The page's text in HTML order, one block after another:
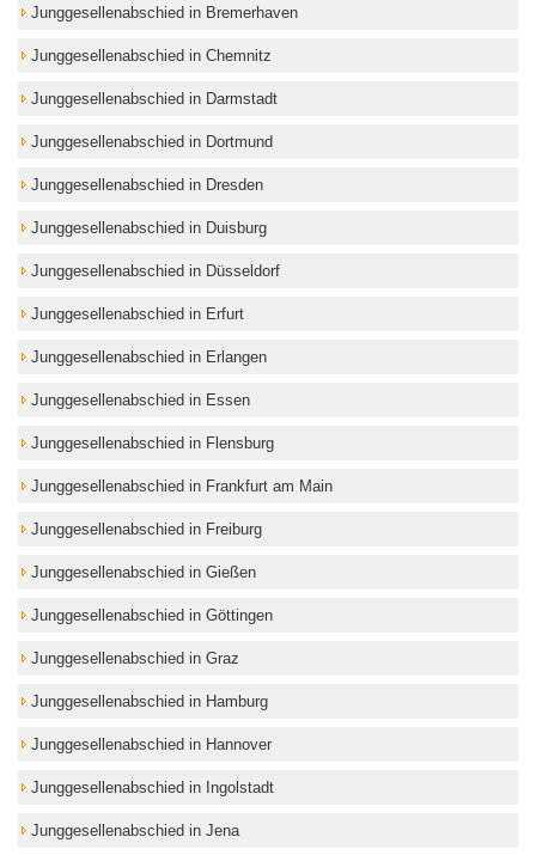
Junggesellenabschied in Bremerhaven
Junggesellenabschied in Chemnitz
Junggesellenabschied in Darmstadt
Junggesellenabschied in Dortmund
Junggesellenabschied in Dresden
Junggesellenabschied in Duisburg
Junggesellenabschied in Düsseldorf
Junggesellenabschied in Erfurt
Junggesellenabschied in Erlangen
Junggesellenabschied in Essen
Junggesellenabschied in Flensburg
Junggesellenabschied in Frankfurt am Main
Junggesellenabschied in Freiburg
Junggesellenabschied in Gießen
Junggesellenabschied in Göttingen
Junggesellenabschied in Graz
Junggesellenabschied in Hamburg
Junggesellenabschied in Hannover
Junggesellenabschied in Ingolstadt
Junggesellenabschied in Jena